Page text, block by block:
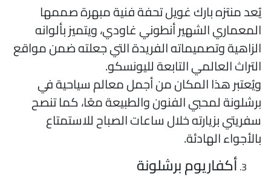
منتزه بارك غويل تحفة فنية مبهرة صممها
الشهير أنطوني غاودي، ويتميز بألوانه
وتصميماته الفريدة التي جعلته ضمن مواقع
العالمي التابعة لليونسكو.
هذا المكان من أجمل معالم سياحية في
لمحبي الفنون والطبيعة معًا، كما تنصح
بزيارته خلال ساعات الصباح للاستمتاع
الهادئة.
أكفاريوم برشلونة